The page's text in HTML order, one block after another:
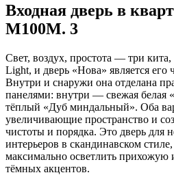
Входная дверь в
M100M. 3
Свет, воздух, простота — три
Light, и дверь «Нова» является
Внутри и снаружи она отделана
панелями: внутри — свежая белая
тёплый «Дуб миндальный». Оба
увеличивающие пространство и
чистоты и порядка. Это дверь для
интерьеров в скандинавском
максимально осветлить прихожую
тёмных акцентов.